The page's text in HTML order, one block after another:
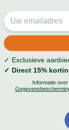
✓ Exclusieve
✓ Direct 15%
Informatie